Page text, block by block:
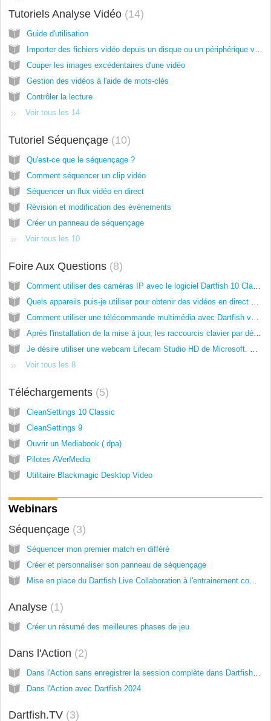
Tutoriels Analyse Vidéo
14
Guide d'utilisation
Couper les images excédentaires d'une vidéo
Gestion des vidéos à l'aide de mots-clés
Contrôler la lecture
Voir tous les 14
Tutoriel Séquençage 10
Qu'est-ce que le séquençage ?
Comment séquencer un clip vidéo
Séquencer un flux vidéo en direct
Révision et modification des événements
Créer un panneau de séquençage
Voir tous les 10
Foire Aux Questions 8
Voir tous les 8
Téléchargements 5
CleanSettings 10 Classic
CleanSettings 9
Ouvrir un Mediabook (.dpa)
Pilotes AVerMedia
Utilitaire Blackmagic Desktop Video
Webinars
Séquençage 3
Séquencer mon premier match en différé
Créer et personnaliser son panneau de séquençage
Mise en place du Dartfish Live Collaboration à l'entrainement comme en match
Analyse 1
Créer un résumé des meilleures phases de jeu
Dans l'Action 2
Dans l'Action sans enregistrer la session complète dans Dartfish 2024
Dans l'Action avec Dartfish 2024
Dartfish.TV 3